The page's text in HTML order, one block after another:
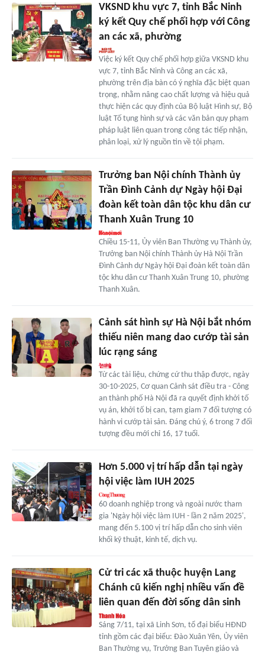
VKSND khu vực 7, tỉnh Bắc Ninh
ký kết Quy chế phối hợp với Công
an các xã, phường
Việc ký kết Quy chế phối hợp giữa VKSND khu
vực 7, tỉnh Bắc Ninh và Công an các xã,
phường trên địa bàn có ý nghĩa đặc biệt quan
trọng, nhằm nâng cao chất lượng và hiệu quả
thực hiện các quy định của Bộ luật Hình sự, Bộ
luật Tố tụng hình sự và các văn bản quy phạm
pháp luật liên quan trong công tác tiếp nhận,
phân loại, xử lý nguồn tin về tội phạm.
Trưởng ban Nội chính Thành ủy
Trần Đình Cảnh dự Ngày hội Đại
đoàn kết toàn dân tộc khu dân cư
Thanh Xuân Trung 10
Chiều 15-11, Ủy viên Ban Thường vụ Thành ủy,
Trưởng ban Nội chính Thành ủy Hà Nội Trần
Đình Cảnh dự Ngày hội Đại đoàn kết toàn dân
tộc khu dân cư Thanh Xuân Trung 10, phường
Thanh Xuân.
Cảnh sát hình sự Hà Nội bắt nhóm
thiếu niên mang dao cướp tài sản
lúc rạng sáng
Từ các tài liệu, chứng cứ thu thập được, ngày
30-10-2025, Cơ quan Cảnh sát điều tra - Công
an thành phố Hà Nội đã ra quyết định khởi tố
vụ án, khởi tố bị can, tạm giam 7 đối tượng có
hành vi cướp tài sản. Đáng chú ý, 6 trong 7 đối
tượng đều mới chỉ 16, 17 tuổi.
Hơn 5.000 vị trí hấp dẫn tại ngày
hội việc làm IUH 2025
60 doanh nghiệp trong và ngoài nước tham
gia 'Ngày hội việc làm IUH - lần 2 năm 2025',
mang đến 5.100 vị trí hấp dẫn cho sinh viên
khối kỹ thuật, kinh tế, dịch vụ.
Cử tri các xã thuộc huyện Lang
Chánh cũ kiến nghị nhiều vấn đề
liên quan đến đời sống dân sinh
Sáng 7/11, tại xã Linh Sơn, tổ đại biểu HĐND
tỉnh gồm các đại biểu: Đào Xuân Yên, Ủy viên
Ban Thường vụ, Trưởng Ban Tuyên giáo và